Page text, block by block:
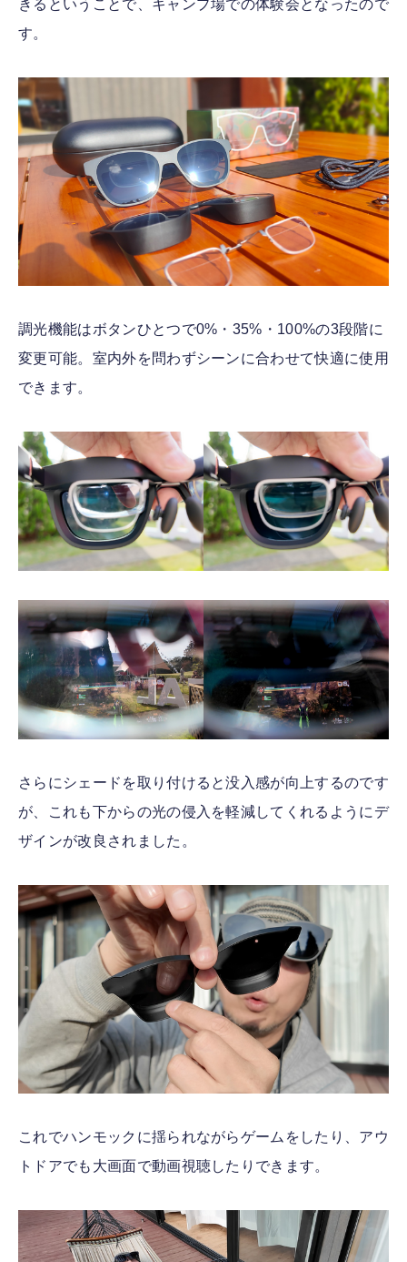
きるということで、キャンプ場での体験会となったので
す。
調光機能はボタンひとつで0%・35%・100%の3段階に
変更可能。室内外を問わずシーンに合わせて快適に使用
できます。
さらにシェードを取り付けると没入感が向上するのです
が、これも下からの光の侵入を軽減してくれるようにデ
ザインが改良されました。
これでハンモックに揺られながらゲームをしたり、アウ
トドアでも大画面で動画視聴したりできます。